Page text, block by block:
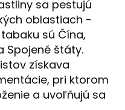
sa pestujú
oblastiach -
sú Čína,
Spojené štáty.
získava
pri ktorom
a uvoľňujú sa